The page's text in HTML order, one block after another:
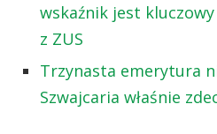
wskaźnik jest
z ZUS
Trzynasta emerytura
Szwajcaria właśnie